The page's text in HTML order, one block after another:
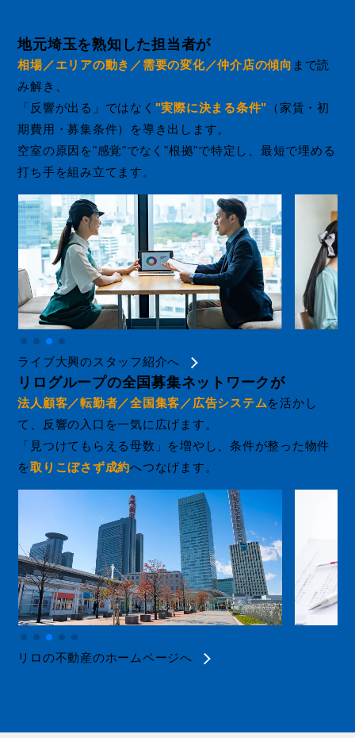
地元埼玉を熟知した担当者が
相場／エリアの動き／需要の変化／仲介店の傾向 まで読
み解き、
「反響が出る」ではなく "実際に決まる条件"
（家賃・初
期費用・募集条件）を導き出します。
空室の原因を"感覚"でなく"根拠"で特定し、最短で埋める
打ち手を組み立てます。
ライブ大興のスタッフ紹介へ
リログループの全国募集ネットワークが
法人顧客／転勤者／全国集客／広告システムを活かし
て、反響の入口を一気に広げます。
「見つけてもらえる母数」を増やし、条件が整った物件
を取りこぼさず成約へつなげます。
リロの不動産のホームページへ